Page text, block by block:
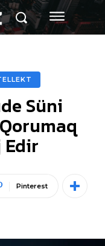
Süni
Pinterest